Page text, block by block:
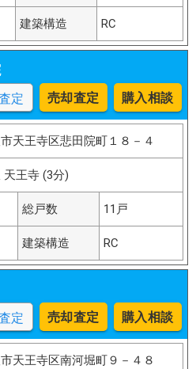
建築構造 RC
定 売却査定 購入相談
天王寺区悲田院町１８－４
天王寺 (3分)
総戸数 11戸
建築構造 RC
定 売却査定 購入相談
天王寺区南河堀町９－４８